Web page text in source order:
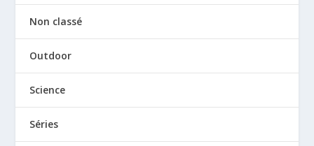
Non classé
Outdoor
Science
Séries